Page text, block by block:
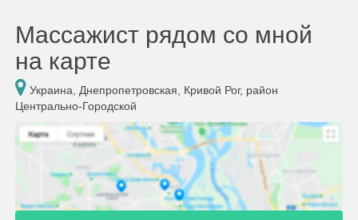
Массажист рядом со мной
на карте
Украина, Днепропетровская, Кривой Рог, район
Центрально-Городской